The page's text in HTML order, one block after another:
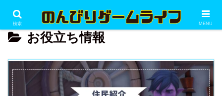
お役立ち情報
検索 MENU